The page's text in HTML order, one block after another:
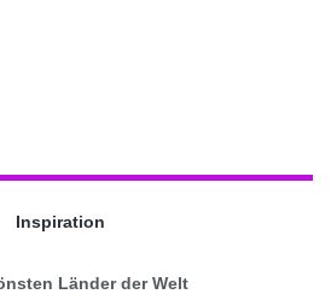
Inspiration
Länder der Welt